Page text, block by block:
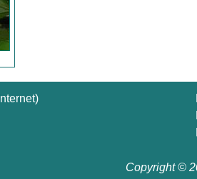
nternet)
Copyright ©